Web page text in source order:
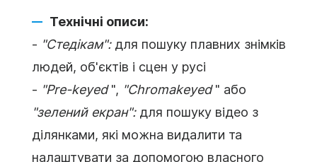
Технічні описи:
- "Стедікам":для пошуку плавних знімків
людей, об'єктів і сцен у русі
- "Pre-keyed", "Chromakeyed" або
"зелений екран":для пошуку відео з
ділянками, які можна видалити та
налаштувати за допомогою власного